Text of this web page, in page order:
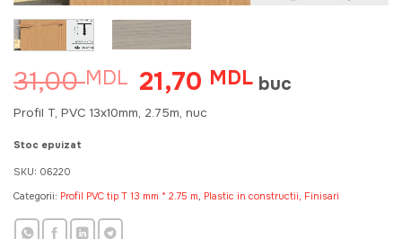
31,00MDL Prețul
inițial
a
21,70 MDLPrețul
curent
buc
Profil T, PVC 13x10mm, 2.75m, nuc
Stoc epuizat
SKU: 06220
Categorii: Profil PVC tip T 13 mm * 2.75 m, Plastic in constructii, Finisari